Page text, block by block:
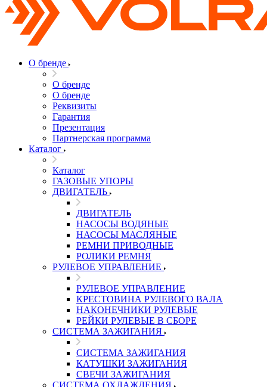
О бренде
О бренде
О бренде
Реквизиты
Гарантия
Презентация
Партнерская программа
Каталог
Каталог
ГАЗОВЫЕ УПОРЫ
ДВИГАТЕЛЬ
ДВИГАТЕЛЬ
НАСОСЫ ВОДЯНЫЕ
НАСОСЫ МАСЛЯНЫЕ
РЕМНИ ПРИВОДНЫЕ
РОЛИКИ РЕМНЯ
РУЛЕВОЕ УПРАВЛЕНИЕ
РУЛЕВОЕ УПРАВЛЕНИЕ
КРЕСТОВИНА РУЛЕВОГО ВАЛА
НАКОНЕЧНИКИ РУЛЕВЫЕ
РЕЙКИ РУЛЕВЫЕ В СБОРЕ
СИСТЕМА ЗАЖИГАНИЯ
СИСТЕМА ЗАЖИГАНИЯ
КАТУШКИ ЗАЖИГАНИЯ
СВЕЧИ ЗАЖИГАНИЯ
СИСТЕМА ОХЛАЖДЕНИЯ